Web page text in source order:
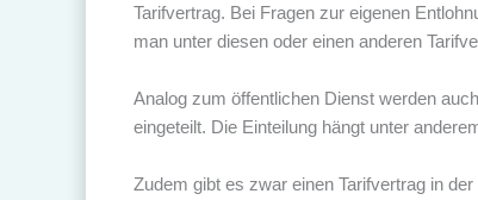
Tarifvertrag. Bei Fragen zur eigenen
man unter diesen oder einen anderen
Analog zum öffentlichen Dienst werden
eingeteilt. Die Einteilung hängt unter
Zudem gibt es zwar einen Tarifvertrag in